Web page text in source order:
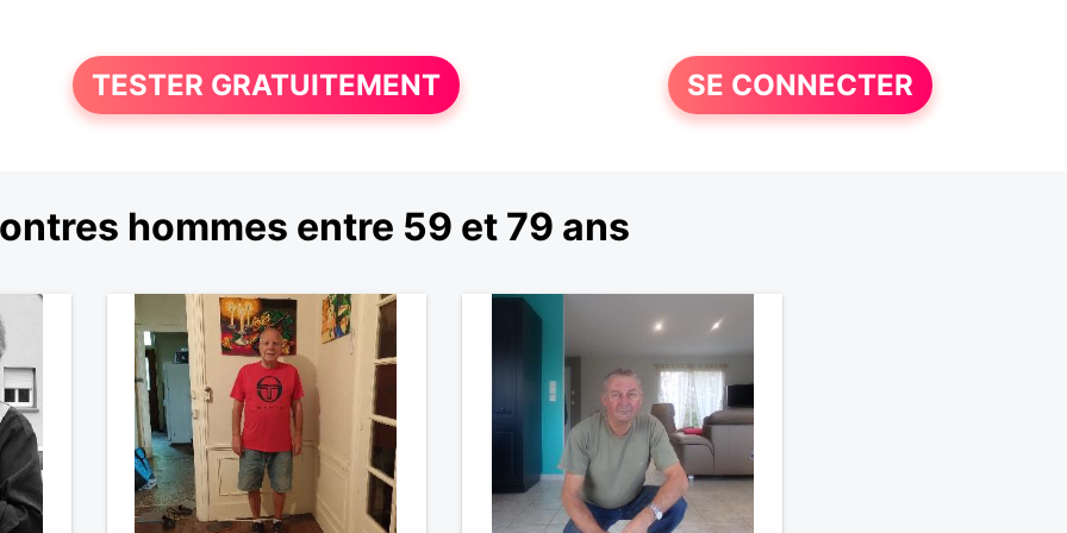
TESTER GRATUITEMENT SE CONNECTER
hommes entre 59 et 79 ans